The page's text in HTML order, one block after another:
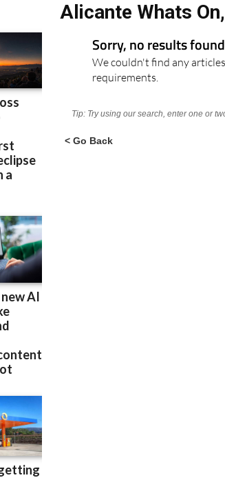
Alicante Whats
Sorry, no results
We couldn't find any
requirements.
Tip: Try using our search, enter one or
< Go Back